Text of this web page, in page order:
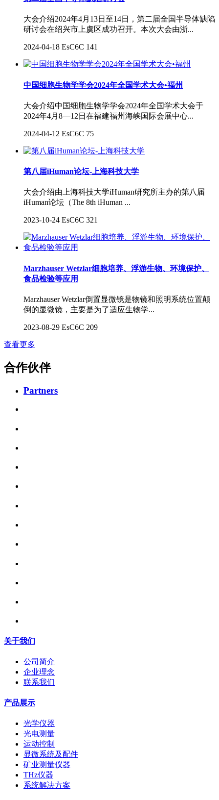
大会介绍2024年4月13日至14日，第二届全国半导体缺陷
研讨会在绍兴市上虞区成功召开。本次大会由浙...
2024-04-18 EsC6C 141
中国细胞生物学学会2024年全国学术大会•福州
大会介绍中国细胞生物学学会2024年全国学术大会于
2024年4月8—12日在福建福州海峡国际会展中心...
2024-04-12 EsC6C 75
第八届iHuman论坛-上海科技大学
大会介绍由上海科技大学iHuman研究所主办的第八届
iHuman论坛（The 8th iHuman ...
2023-10-24 EsC6C 321
Marzhauser Wetzlar细胞培养、浮游生物、环境保护、
食品检验等应用
Marzhauser Wetzlar倒置显微镜是物镜和照明系统位置颠
倒的显微镜，主要是为了适应生物学...
2023-08-29 EsC6C 209
查看更多
合作伙伴
Partners
关于我们
公司简介
企业理念
联系我们
产品展示
光学仪器
光电测量
运动控制
显微系统及配件
矿业测量仪器
THz仪器
系统解决方案